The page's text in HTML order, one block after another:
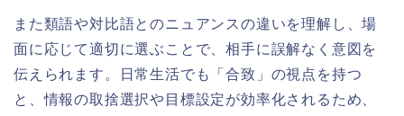
また類語や対比語とのニュアンスの違いを理解し、場
面に応じて適切に選ぶことで、相手に誤解なく意図を
伝えられます。日常生活でも「合致」の視点を持つ
と、情報の取捨選択や目標設定が効率化されるため、